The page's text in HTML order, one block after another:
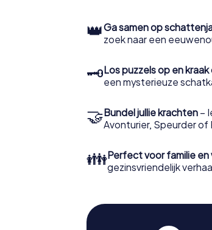
👑Ga samen op
zoek naar een
🗝Los puzzels op en
een mysterieuze
🤝Bundel jullie krachten –
Avonturier, Speurder of
👪Perfect voor familie en
gezinsvriendelijk